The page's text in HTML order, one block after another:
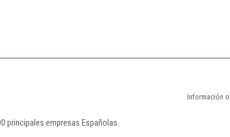
Información
principales empresas Españolas.